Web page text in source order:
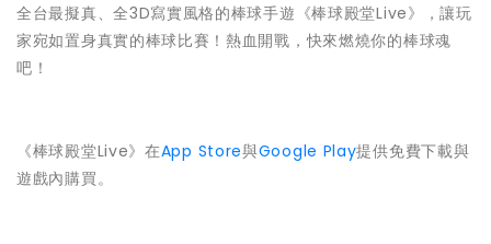
全台最擬真、全3D寫實風格的棒球手遊《棒球殿堂Live》，讓玩
家宛如置身真實的棒球比賽！熱血開戰，快來燃燒你的棒球魂
吧！
《棒球殿堂Live》在App Store與Google Play提供免費下載與
遊戲內購買。